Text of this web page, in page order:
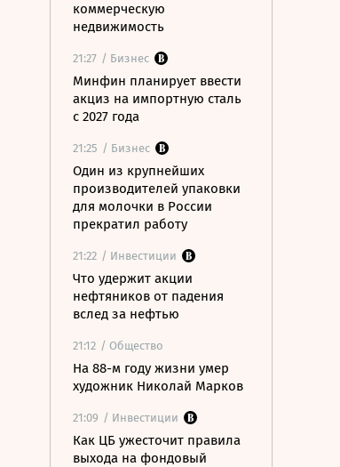
коммерческую
недвижимость
21:27 / Бизнес
Минфин планирует ввести
акциз на импортную сталь
с 2027 года
21:25 / Бизнес
Один из крупнейших
производителей упаковки
для молочки в России
прекратил работу
21:22 / Инвестиции
Что удержит акции
нефтяников от падения
вслед за нефтью
21:12 / Общество
На 88-м году жизни умер
художник Николай Марков
21:09 / Инвестиции
Как ЦБ ужесточит правила
выхода на фондовый